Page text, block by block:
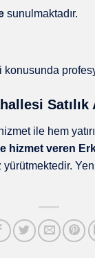
sunulmaktadır.
konusunda
Satılık
ile hem
hizmet veren